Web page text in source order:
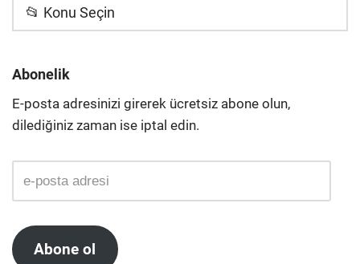
📂 Konu Seçin
Abonelik
E-posta adresinizi girerek ücretsiz abone olun,
dilediğiniz zaman ise iptal edin.
Abone ol